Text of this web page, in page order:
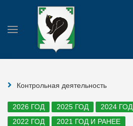
Контрольная деятельность
2026 ГОД 2025 ГОД 2024 ГОД
2022 ГОД
2021 ГОД И РАНЕЕ